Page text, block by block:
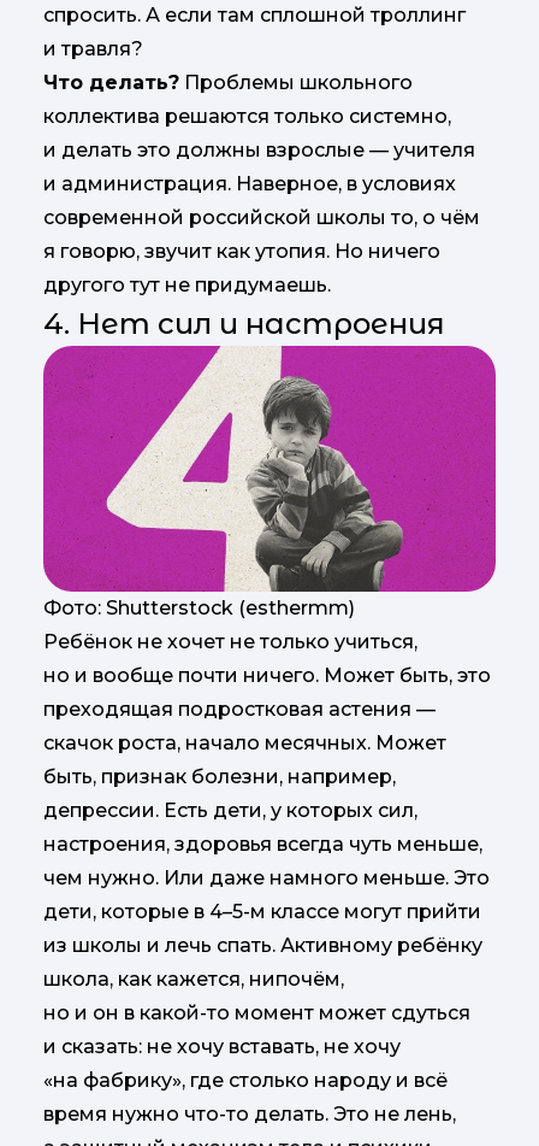
спросить. А если там сплошной троллинг
и травля?
Что делать? Проблемы школьного
коллектива решаются только системно,
и делать это должны взрослые — учителя
и администрация. Наверное, в условиях
современной российской школы то, о чём
я говорю, звучит как утопия. Но ничего
другого тут не придумаешь.
4. Нет сил и настроения
Фото: Shutterstock (esthermm)
Ребёнок не хочет не только учиться,
но и вообще почти ничего. Может быть, это
преходящая подростковая астения —
скачок роста, начало месячных. Может
быть, признак болезни, например,
депрессии. Есть дети, у которых сил,
настроения, здоровья всегда чуть меньше,
чем нужно. Или даже намного меньше. Это
дети, которые в 4–5-м классе могут прийти
из школы и лечь спать. Активному ребёнку
школа, как кажется, нипочём,
но и он в какой-то момент может сдуться
и сказать: не хочу вставать, не хочу
«на фабрику», где столько народу и всё
время нужно что-то делать. Это не лень,